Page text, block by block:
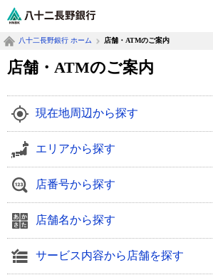
八十二長野銀行 ホーム 店舗・ATMのご案内
店舗・ATMのご案内
現在地周辺から探す
エリアから探す
店番号から探す
店舗名から探す
サービス内容から店舗を探す